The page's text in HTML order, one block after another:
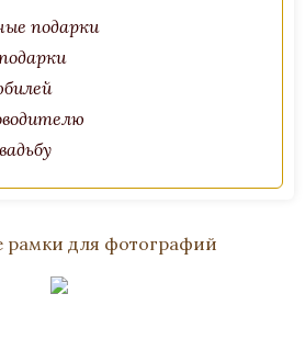
подарки
рамки для фотографий